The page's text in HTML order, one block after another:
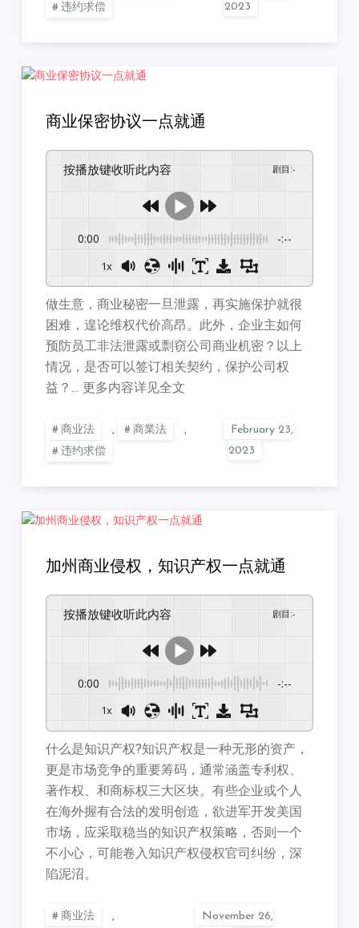
违约求偿
商业保密协议一点就通
按播放键收听此内容 剧目 :-
0:00 -:--
1x
做生意，商业秘密一旦泄露，再实施保护就很
困难，遑论维权代价高昂。此外，企业主如何
预防员工非法泄露或剽窃公司商业机密？以上
情况，是否可以签订相关契约，保护公司权
益？… 更多内容详见全文
商业法 , 商業法
,
违约求偿
加州商业侵权，知识产权一点就通
按播放键收听此内容 剧目 :-
0:00 -:--
1x
什么是知识产权?知识产权是一种无形的资产，
更是市场竞争的重要筹码，通常涵盖专利权、
著作权、和商标权三大区块。有些企业或个人
在海外握有合法的发明创造，欲进军开发美国
市场，应采取稳当的知识产权策略，否则一个
不小心，可能卷入知识产权侵权官司纠纷，深
陷泥沼。
商业法 ,